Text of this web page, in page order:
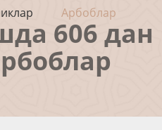
Арбоблар
606 дан